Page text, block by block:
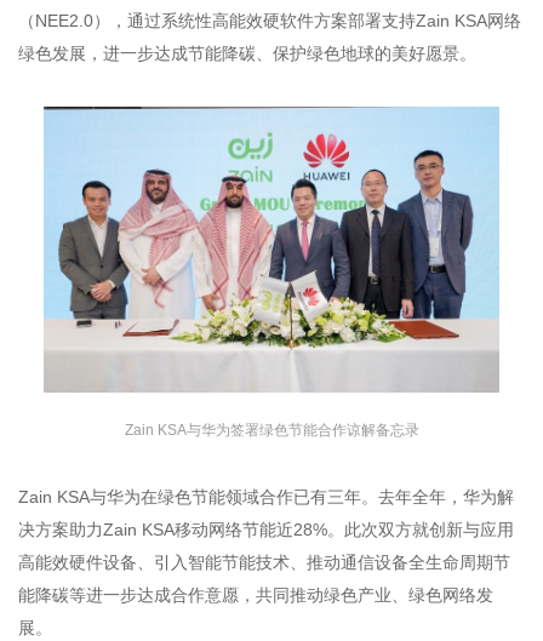
（NEE2.0），通过系统性高能效硬软件方案部署支持Zain KSA网络
绿色发展，进一步达成节能降碳、保护绿色地球的美好愿景。
Zain KSA与华为签署绿色节能合作谅解备忘录
Zain KSA与华为在绿色节能领域合作已有三年。去年全年，华为解
决方案助力Zain KSA移动网络节能近28%。此次双方就创新与应用
高能效硬件设备、引入智能节能技术、推动通信设备全生命周期节
能降碳等进一步达成合作意愿，共同推动绿色产业、绿色网络发
展。